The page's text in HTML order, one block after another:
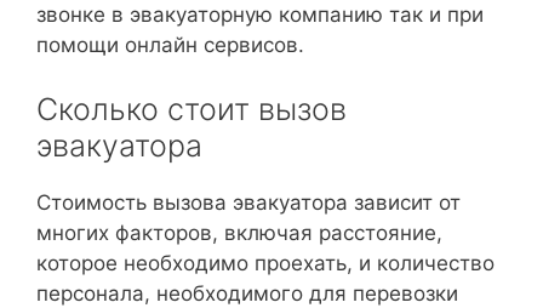
звонке в эвакуаторную компанию так и при
помощи онлайн сервисов.
Сколько стоит вызов
эвакуатора
Стоимость вызова эвакуатора зависит от
многих факторов, включая расстояние,
которое необходимо проехать, и количество
персонала, необходимого для перевозки